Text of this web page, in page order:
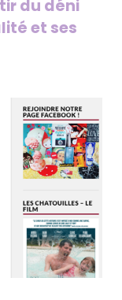
du déni
et ses